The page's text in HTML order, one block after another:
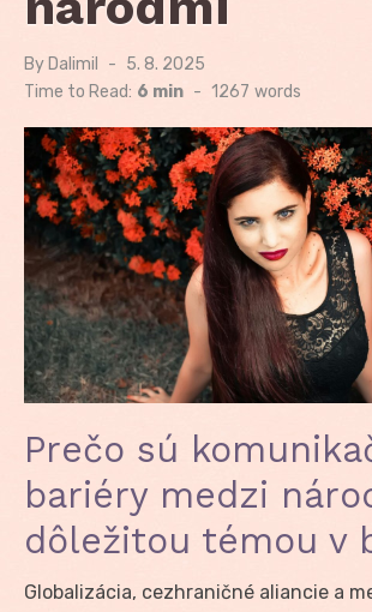
By Dalimil
Posted
on
5. 8. 2025
Time to Read: 6 min - 1267 words
Prečo sú
bariéry medzi
dôležitou témou v
Globalizácia, cezhraničné aliancie a